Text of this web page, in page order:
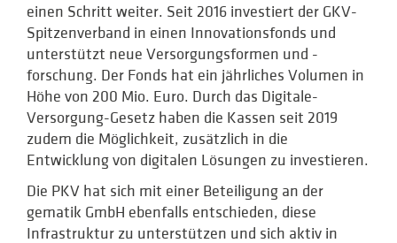
einen Schritt weiter. Seit 2016 investiert der GKV-
Spitzenverband in einen Innovationsfonds und
unterstützt neue Versorgungsformen und -
forschung. Der Fonds hat ein jährliches Volumen in
Höhe von 200 Mio. Euro. Durch das Digitale-
Versorgung-Gesetz haben die Kassen seit 2019
zudem die Möglichkeit, zusätzlich in die
Entwicklung von digitalen Lösungen zu investieren.
Die PKV hat sich mit einer Beteiligung an der
gematik GmbH ebenfalls entschieden, diese
Infrastruktur zu unterstützen und sich aktiv in